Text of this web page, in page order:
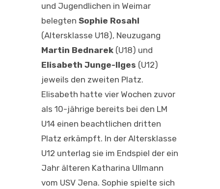
und Jugendlichen in Weimar
belegten Sophie Rosahl
(Altersklasse U18), Neuzugang
Martin Bednarek (U18) und
Elisabeth Junge-Ilges (U12)
jeweils den zweiten Platz.
Elisabeth hatte vier Wochen zuvor
als 10-jährige bereits bei den LM
U14 einen beachtlichen dritten
Platz erkämpft. In der Altersklasse
U12 unterlag sie im Endspiel der ein
Jahr älteren Katharina Ullmann
vom USV Jena. Sophie spielte sich